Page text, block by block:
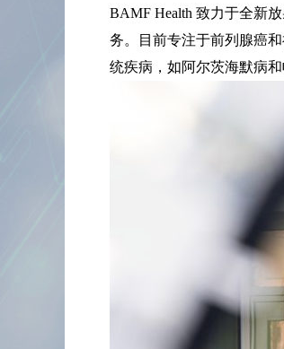
BAMF Health 致力于全新
务。目前专注于前列腺癌
统疾病，如阿尔茨海默病和